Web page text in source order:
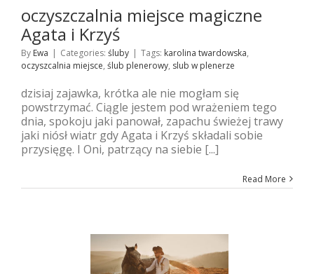
oczyszczalnia miejsce magiczne
Agata i Krzyś
By Ewa | Categories: śluby | Tags: karolina twardowska,
oczyszcalnia miejsce, ślub plenerowy, slub w plenerze
dzisiaj zajawka, krótka ale nie mogłam się
powstrzymać. Ciągle jestem pod wrażeniem tego
dnia, spokoju jaki panował, zapachu świeżej trawy
jaki niósł wiatr gdy Agata i Krzyś składali sobie
przysięgę. I Oni, patrzący na siebie [...]
Read More